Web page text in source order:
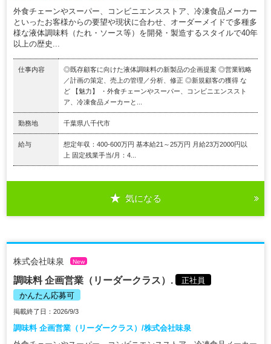
外食チェーンやスーパー、コンビニエンスストア、冷凍食品メーカー
といったお客様からの要望や現状に合わせ、オーダーメイドで多種多
様な液体調味料（たれ・ソース等）を開発・製造するスタイルで40年
以上の歴史...
仕事内容
◎既存顧客に向けた液体調味料の新製品の企画提案 ◎営業戦略
／計画の策定、売上の管理／分析、修正 ◎新規顧客の獲得 な
ど 【魅力】 ・外食チェーンやスーパー、コンビニエンススト
ア、冷凍食品メーカーと...
勤務地 千葉県八千代市
給与
想定年収：400-600万円 基本給21～25万円 月給23万2000円以
上 固定残業手当/月：4...
気になる
株式会社味泉 New
調味料 企画営業（リーダークラス）.
正社員
かんたん応募可
掲載終了日：2026/9/3
調味料 企画営業（リーダークラス）/株式会社味泉